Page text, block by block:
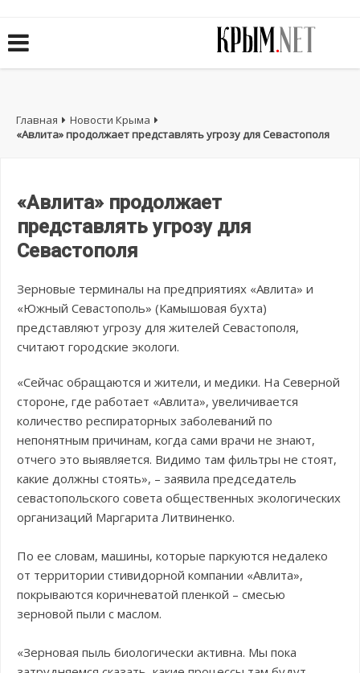
Главная
Новости Крыма
«Авлита» продолжает представлять угрозу для Севастополя
«Авлита» продолжает
представлять угрозу для
Севастополя
Зерновые терминалы на предприятиях «Авлита» и
«Южный Севастополь» (Камышовая бухта)
представляют угрозу для жителей Севастополя,
считают городские экологи.
«Сейчас обращаются и жители, и медики. На Северной
стороне, где работает «Авлита», увеличивается
количество респираторных заболеваний по
непонятным причинам, когда сами врачи не знают,
отчего это выявляется. Видимо там фильтры не стоят,
какие должны стоять», – заявила председатель
севастопольского совета общественных экологических
организаций Маргарита Литвиненко.
По ее словам, машины, которые паркуются недалеко
от территории стивидорной компании «Авлита»,
покрываются коричневатой пленкой – смесью
зерновой пыли с маслом.
«Зерновая пыль биологически активна. Мы пока